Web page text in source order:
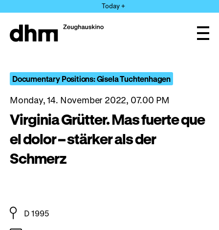
directly
the
Today +
Documentary Positions: Gisela Tuchtenhagen
Monday, 14. November 2022, 07.00 PM
Virginia Grütter. Mas fuerte que
el dolor – stärker als der
Schmerz
D 1995